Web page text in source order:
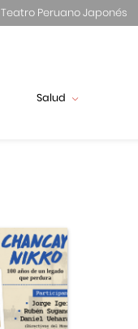
Teatro Peruano Japonés
Salud